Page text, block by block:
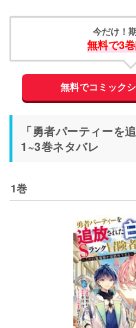
今だけ！
無料で3
無料でコミック
「勇者パーティーを
1~3巻ネタバレ
1巻